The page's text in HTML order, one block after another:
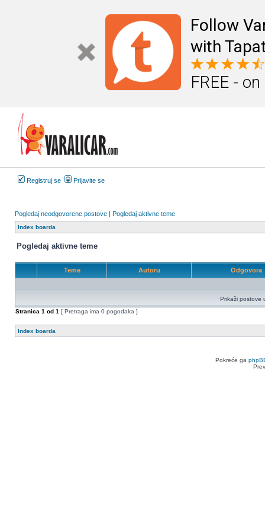
Follow
with
FREE -
Registruj se Prijavite se
Pogledaj neodgovorene postove | Pogledaj aktivne teme
Index boarda
Pogledaj aktivne teme
Teme Autoru Odgovora
Prikaži postove
Stranica 1 od 1 [ Pretraga ima 0 pogodaka ]
Index boarda
Pokreće ga